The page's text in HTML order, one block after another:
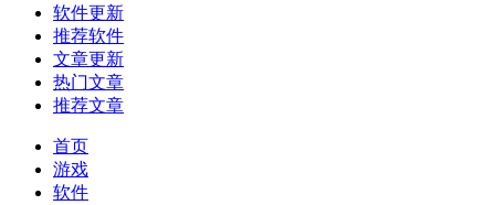
软件更新
推荐软件
文章更新
热门文章
推荐文章
首页
游戏
软件